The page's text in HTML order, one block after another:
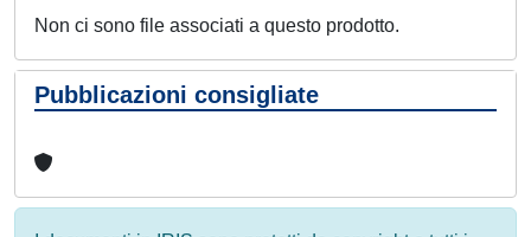
Non ci sono file associati a questo prodotto.
Pubblicazioni consigliate